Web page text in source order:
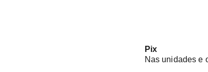
Pix
Nas unidades e